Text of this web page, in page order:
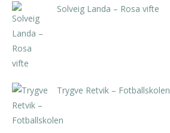
Solveig Landa – Rosa vifte
Trygve Retvik – Fotballskolen